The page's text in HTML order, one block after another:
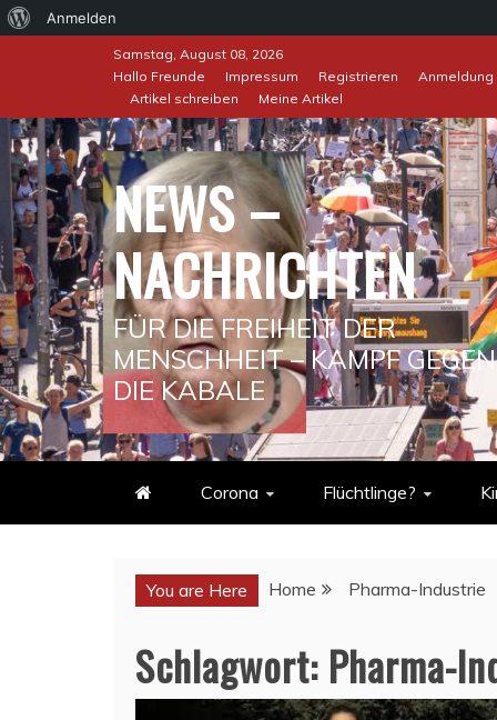
Über
Anmelden
Samstag, August 08, 2026
Hallo Freunde
Impressum Registrieren Anmeldung
Artikel schreiben
Meine Artikel
NEWS –
NACHRICHTEN
FÜR DIE FREIHEIT DER
MENSCHHEIT – KAMPF GEGEN
DIE KABALE
Corona Flüchtlinge?
You are Here Home Pharma-Industrie
Schlagwort: Pharma-